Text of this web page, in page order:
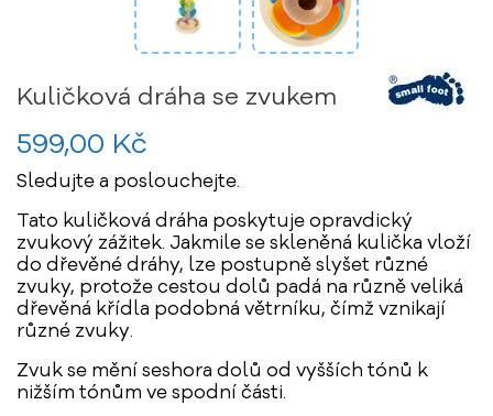
Kuličková dráha se zvukem
599,00 Kč
Sledujte a poslouchejte.
Tato kuličková dráha poskytuje opravdický
zvukový zážitek. Jakmile se skleněná kulička vloží
do dřevěné dráhy, lze postupně slyšet různé
zvuky, protože cestou dolů padá na různě veliká
dřevěná křídla podobná větrníku, čímž vznikají
různé zvuky.
Zvuk se mění seshora dolů od vyšších tónů k
nižším tónům ve spodní části.